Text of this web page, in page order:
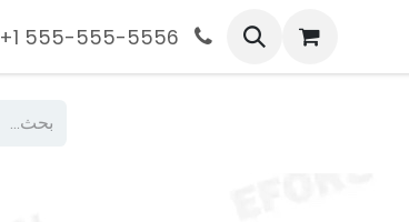
+1 555-555-5556